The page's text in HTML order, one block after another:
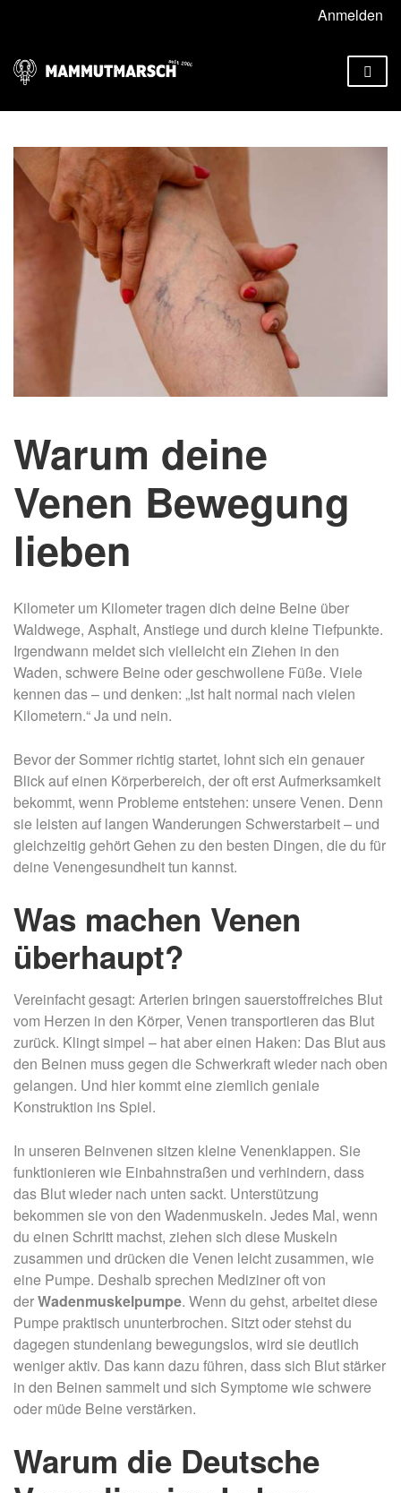
Anmelden
Warum deine
Venen Bewegung
lieben
Kilometer um Kilometer tragen dich deine Beine über
Waldwege, Asphalt, Anstiege und durch kleine Tiefpunkte.
Irgendwann meldet sich vielleicht ein Ziehen in den
Waden, schwere Beine oder geschwollene Füße. Viele
kennen das – und denken: „Ist halt normal nach vielen
Kilometern.“ Ja und nein.
Bevor der Sommer richtig startet, lohnt sich ein genauer
Blick auf einen Körperbereich, der oft erst Aufmerksamkeit
bekommt, wenn Probleme entstehen: unsere Venen. Denn
sie leisten auf langen Wanderungen Schwerstarbeit – und
gleichzeitig gehört Gehen zu den besten Dingen, die du für
deine Venengesundheit tun kannst.
Was machen Venen
überhaupt?
Vereinfacht gesagt: Arterien bringen sauerstoffreiches Blut
vom Herzen in den Körper, Venen transportieren das Blut
zurück. Klingt simpel – hat aber einen Haken: Das Blut aus
den Beinen muss gegen die Schwerkraft wieder nach oben
gelangen. Und hier kommt eine ziemlich geniale
Konstruktion ins Spiel.
In unseren Beinvenen sitzen kleine Venenklappen. Sie
funktionieren wie Einbahnstraßen und verhindern, dass
das Blut wieder nach unten sackt. Unterstützung
bekommen sie von den Wadenmuskeln. Jedes Mal, wenn
du einen Schritt machst, ziehen sich diese Muskeln
zusammen und drücken die Venen leicht zusammen, wie
eine Pumpe. Deshalb sprechen Mediziner oft von
derWadenmuskelpumpe. Wenn du gehst, arbeitet diese
Pumpe praktisch ununterbrochen. Sitzt oder stehst du
dagegen stundenlang bewegungslos, wird sie deutlich
weniger aktiv. Das kann dazu führen, dass sich Blut stärker
in den Beinen sammelt und sich Symptome wie schwere
oder müde Beine verstärken.
Warum die Deutsche